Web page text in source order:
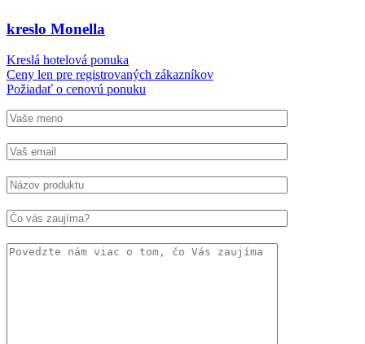
kreslo Monella
Kreslá hotelová ponuka
Ceny len pre registrovaných zákazníkov
Požiadať o cenovú ponuku